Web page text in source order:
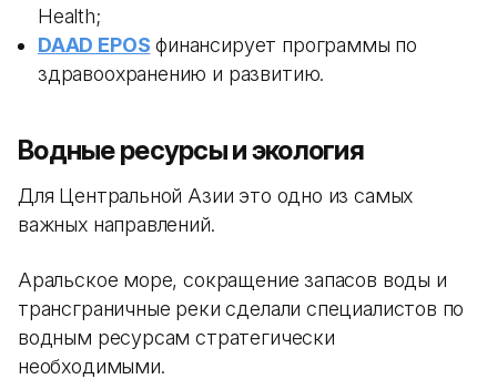
Health;
DAAD EPOS финансирует программы по
здравоохранению и развитию.
Водные ресурсы и экология
Для Центральной Азии это одно из самых
важных направлений.
Аральское море, сокращение запасов воды и
трансграничные реки сделали специалистов по
водным ресурсам стратегически
необходимыми.